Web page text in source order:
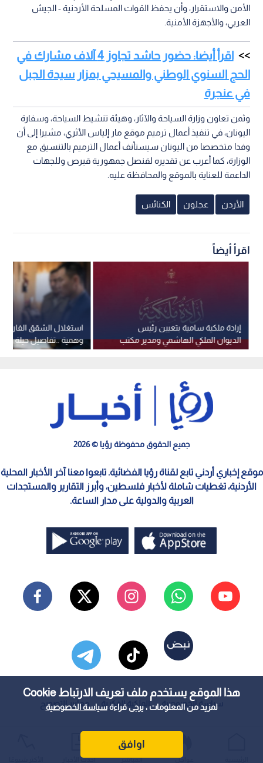
هذا الموقع يستخدم ملف تعريف الارتباط Cookie
لمزيد من المعلومات ، يرجى قراءةسياسة الخصوصية
اوافق
الأمن والاستقرار، وأن يحفظ القوات المسلحة الأردنية - الجيش
العربي، والأجهزة الأمنية.
اقرأ أيضا: حضور حاشد تجاوز 4 آلاف مشارك في
الحج السنوي الوطني والمسيحي بمزار سيدة الجبل
في عنجرة
وثمن تعاون وزارة السياحة والآثار، وهيئة تنشيط السياحة، وسفارة
اليونان، في تنفيذ أعمال ترميم موقع مار إلياس الأثري، مشيرا إلى أن
وفدا متخصصا من اليونان سيستأنف أعمال الترميم بالتنسيق مع
الوزارة، كما أعرب عن تقديره لقنصل جمهورية قبرص وللجهات
الداعمة للعناية بالموقع والمحافظة عليه.
الأردن عجلون الكنائس
اقرأ أيضاً
استغلال الشقق الفارغة
وهمية ..تفاصيل حيلة
في عمان
إرادة ملكية سامية بتعيين رئيس
الديوان الملكي الهاشمي ومدير مكتب
جلالة الملك عضوين في مجلس الأمن
جميع الحقوق محفوظة رؤيا © 2026
موقع إخباري أردني تابع لقناة رؤيا الفضائية. تابعوا معنا آخر الأخبار المحلية
الأردنية، تغطيات شاملة لأخبار فلسطين، وأبرز التقارير والمستجدات
العربية والدولية على مدار الساعة.
سياسة الخصوصية الملكية الفكرية معايير التصحيح
عواجل المباشر أحدث الأخبار